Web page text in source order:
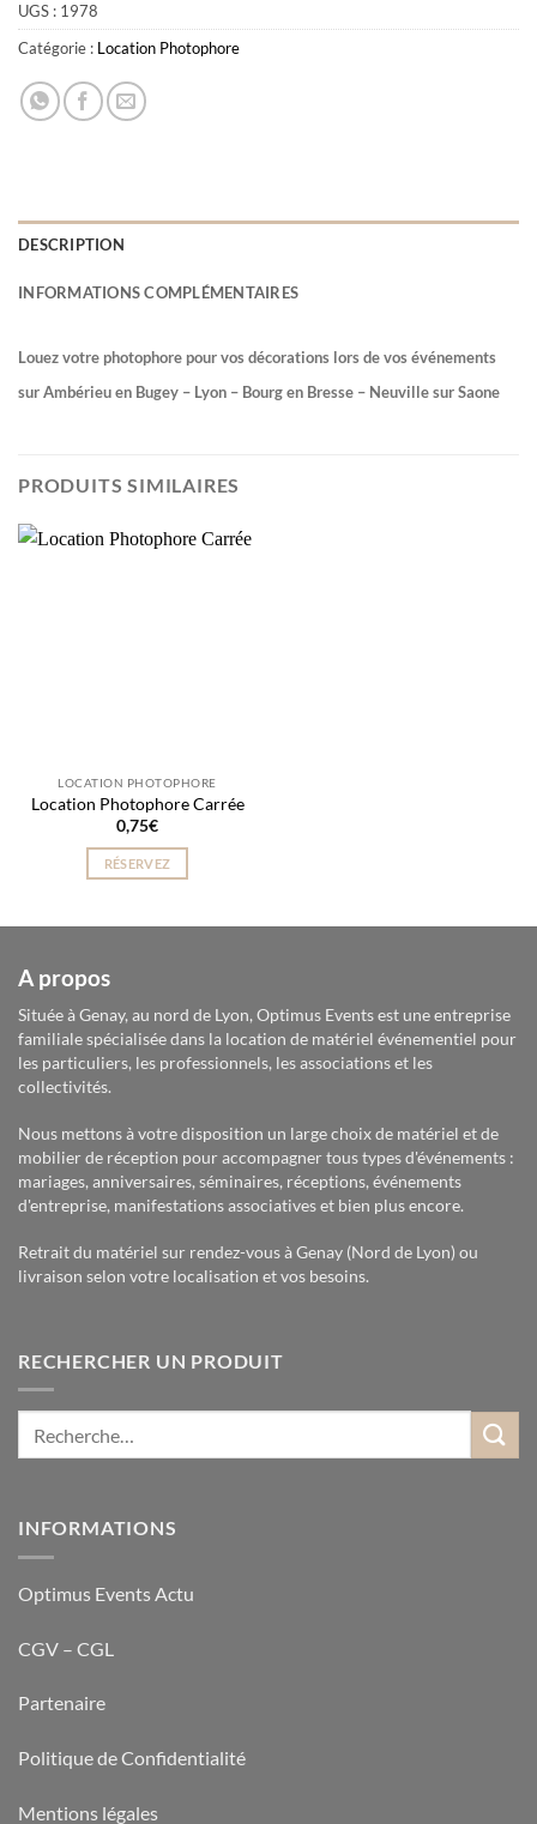
UGS : 1978
Catégorie : Location Photophore
DESCRIPTION
INFORMATIONS COMPLÉMENTAIRES
Louez votre photophore pour vos décorations lors de vos événements
sur Ambérieu en Bugey – Lyon – Bourg en Bresse – Neuville sur Saone
PRODUITS SIMILAIRES
LOCATION PHOTOPHORE
Location Photophore Carrée
0,75€
RÉSERVEZ
A propos
Située à Genay, au nord de Lyon, Optimus Events est une entreprise
familiale spécialisée dans la location de matériel événementiel pour
les particuliers, les professionnels, les associations et les
collectivités.
Nous mettons à votre disposition un large choix de matériel et de
mobilier de réception pour accompagner tous types d'événements :
mariages, anniversaires, séminaires, réceptions, événements
d'entreprise, manifestations associatives et bien plus encore.
Retrait du matériel sur rendez-vous à Genay (Nord de Lyon) ou
livraison selon votre localisation et vos besoins.
RECHERCHER UN PRODUIT
INFORMATIONS
Optimus Events Actu
CGV – CGL
Partenaire
Politique de Confidentialité
Mentions légales